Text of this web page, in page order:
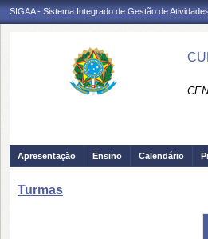
SIGAA - Sistema Integrado de Gestão de
Apresentação Ensino Calendário
Turmas